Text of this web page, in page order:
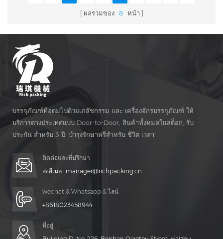
ผลรวมของ 8 หน้า
บรรจุภัณฑ์ที่อุดมไปด้วยเภสัชกรรม และ เครื่องจักรบรรจุภัณฑ์ ให้
บริการต่างประเทศแบบ Door-to-Door, สินค้าทั้งหมดในสต็อก, รับ
ประกัน สำหรับ 3 ปี! บำรุงรักษาฟรีสำหรับ ชีวิต เวลา!
ติดต่อและที่ปรึกษา
ส่งอีเมล : manager@richpacking.cn
wechat & Whatsapp & ไลน์
+8618023458944
ที่อยู่